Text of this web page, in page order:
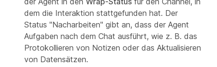
dem die Interaktion stattgefunden hat. Der
Status "Nacharbeiten" gibt an, dass der Agent
Aufgaben nach dem Chat ausführt, wie z. B. das
Protokollieren von Notizen oder das Aktualisieren
von Datensätzen.